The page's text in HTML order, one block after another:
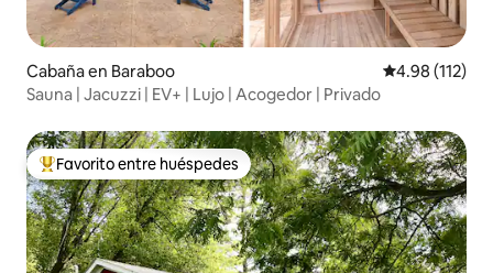
Cabaña en Baraboo Calificación
4.98 (112)
Sauna | Jacuzzi | EV+ | Lujo | Acogedor | Privado
De los mejores en Favorito entre huéspedes
Favorito entre huéspedes